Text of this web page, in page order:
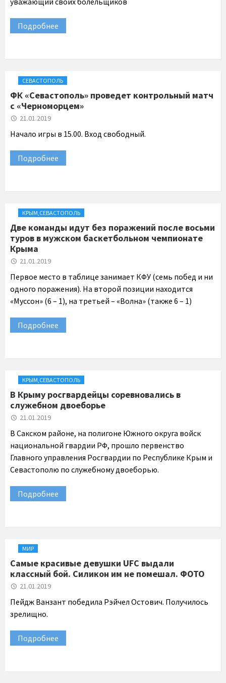
Подробнее
СЕВАСТОПОЛЬ
ФК «Севастополь» проведет контрольный матч
с «Черноморцем»
21.01.2019
Начало игры в 15.00. Вход свободный.
Подробнее
КРЫМ,СЕВАСТОПОЛЬ
Две команды идут без поражений после восьми
туров в мужском баскетбольном чемпионате
Крыма
21.01.2019
Первое место в таблице занимает КФУ (семь побед и ни
одного поражения). На второй позиции находится
«Муссон» (6 – 1), на третьей – «Волна» (также 6 – 1)
Подробнее
КРЫМ,СЕВАСТОПОЛЬ
В Крыму росгвардейцы соревновались в
служебном двоеборье
21.01.2019
В Сакском районе, на полигоне Южного округа войск
национальной гвардии РФ, прошло первенство
Главного управления Росгвардии по Республике Крым и
Севастополю по служебному двоеборью.
Подробнее
МИР
Самые красивые девушки UFC выдали
классный бой. Силикон им не помешал. ФОТО
21.01.2019
Пейдж Ванзант победила Рэйчел Остович. Получилось
зрелищно.
Подробнее